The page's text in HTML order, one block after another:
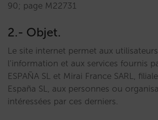
90; page M22731
2.- Objet.
Le site internet permet aux
l’information et aux services fournis
ESPAÑA SL et Mirai France SARL,
España SL, aux personnes ou
intéressées par ces derniers.